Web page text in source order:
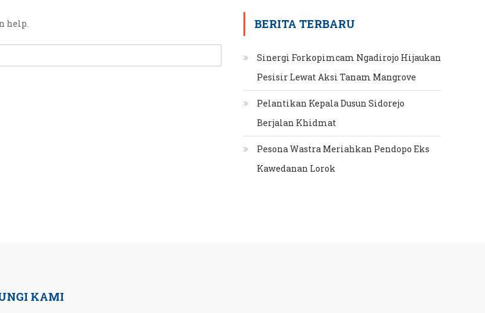
help. BERITA TERBARU
Sinergi Forkopimcam Ngadirojo Hijaukan
Pesisir Lewat Aksi Tanam Mangrove
Pelantikan Kepala Dusun Sidorejo
Berjalan Khidmat
Pesona Wastra Meriahkan Pendopo Eks
Kawedanan Lorok
KAMI